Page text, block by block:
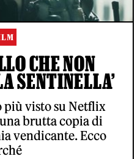
CHE NON
SENTINELLA’
visto su Netflix
brutta copia di
vendicante. Ecco